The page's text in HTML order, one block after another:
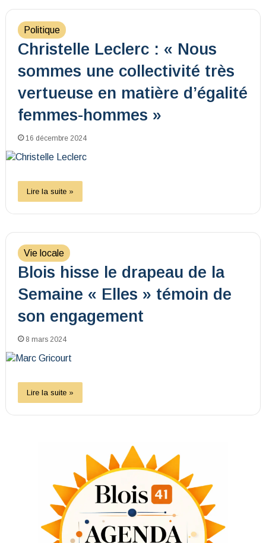
Politique
Christelle Leclerc : « Nous
sommes une collectivité très
vertueuse en matière d’égalité
femmes-hommes »
16 décembre 2024
Lire la suite »
Vie locale
Blois hisse le drapeau de la
Semaine « Elles » témoin de
son engagement
8 mars 2024
Lire la suite »